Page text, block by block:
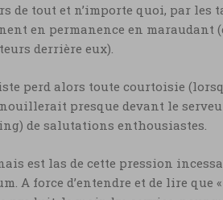
de tout et n’importe quoi, par
en permanence en
derrière eux).
perd alors toute courtoisie
presque devant le
de salutations enthousiastes.
est las de cette pression
A force d’entendre et de lire que